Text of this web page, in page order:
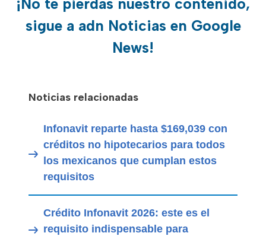
¡No te pierdas nuestro contenido,
sigue a adn Noticias en Google
News!
Noticias relacionadas
Infonavit reparte hasta $169,039 con
créditos no hipotecarios para todos
los mexicanos que cumplan estos
requisitos
Crédito Infonavit 2026: este es el
requisito indispensable para